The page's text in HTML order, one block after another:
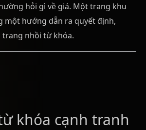
hỏi gì về giá. Một trang khu
một hướng dẫn ra quyết định,
trang nhồi từ khóa.
khóa cạnh tranh